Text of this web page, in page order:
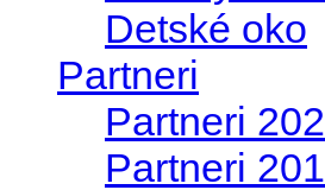
Detské oko
Partneri
Partneri
Partneri